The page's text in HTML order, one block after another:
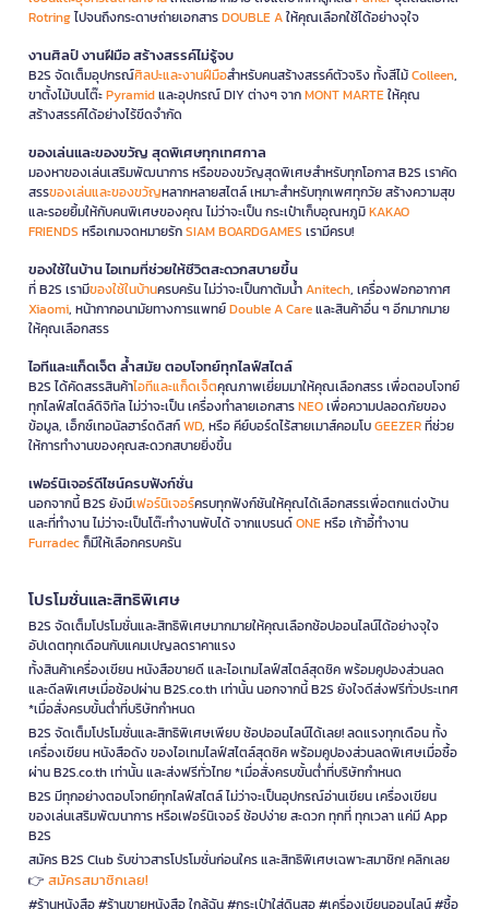
Rotringไปจนถึงกระดาษถ่ายเอกสารDOUBLE Aให้คุณเลือกใช้ได้อย่างจุใจ
งานศิลป์ งานฝีมือ สร้างสรรค์ไม่รู้จบ
B2S จัดเต็มอุปกรณ์ศิลปะและงานฝีมือสำหรับคนสร้างสรรค์ตัวจริง ทั้งสีไม้Colleen,
ขาตั้งไม้บนโต๊ะPyramidและอุปกรณ์ DIY ต่างๆ จากMONT MARTEให้คุณ
สร้างสรรค์ได้อย่างไร้ขีดจำกัด
ของเล่นและของขวัญ สุดพิเศษทุกเทศกาล
มองหาของเล่นเสริมพัฒนาการ หรือของขวัญสุดพิเศษสำหรับทุกโอกาส B2S เราคัด
สรรของเล่นและของขวัญหลากหลายสไตล์ เหมาะสำหรับทุกเพศทุกวัย สร้างความสุข
และรอยยิ้มให้กับคนพิเศษของคุณ ไม่ว่าจะเป็น กระเป๋าเก็บอุณหภูมิKAKAO
FRIENDS หรือเกมจดหมายรักSIAM BOARDGAMES เรามีครบ!
ของใช้ในบ้าน ไอเทมที่ช่วยให้ชีวิตสะดวกสบายขึ้น
ที่ B2S เรามีของใช้ในบ้านครบครัน ไม่ว่าจะเป็นกาต้มน้ำAnitech, เครื่องฟอกอากาศ
Xiaomi, หน้ากากอนามัยทางการแพทย์Double A Careและสินค้าอื่น ๆ อีกมากมาย
ให้คุณเลือกสรร
ไอทีและแก็ดเจ็ต ล้ำสมัย ตอบโจทย์ทุกไลฟ์สไตล์
B2S ได้คัดสรรสินค้าไอทีและแก็ดเจ็ตคุณภาพเยี่ยมมาให้คุณเลือกสรร เพื่อตอบโจทย์
ทุกไลฟ์สไตล์ดิจิทัล ไม่ว่าจะเป็น เครื่องทำลายเอกสารNEOเพื่อความปลอดภัยของ
ข้อมูล, เอ็กซ์เทอนัลฮาร์ดดิสก์WD, หรือ คีย์บอร์ดไร้สายเมาส์คอมโบGEEZERที่ช่วย
ให้การทำงานของคุณสะดวกสบายยิ่งขึ้น
เฟอร์นิเจอร์ดีไซน์ครบฟังก์ชั่น
นอกจากนี้ B2S ยังมีเฟอร์นิเจอร์ครบทุกฟังก์ชันให้คุณได้เลือกสรรเพื่อตกแต่งบ้าน
และที่ทำงาน ไม่ว่าจะเป็นโต๊ะทำงานพับได้ จากแบรนด์ONEหรือ เก้าอี้ทำงาน
Furradecก็มีให้เลือกครบครัน
โปรโมชั่นและสิทธิพิเศษ
B2S จัดเต็มโปรโมชั่นและสิทธิพิเศษมากมายให้คุณเลือกช้อปออนไลน์ได้อย่างจุใจ
อัปเดตทุกเดือนกับแคมเปญลดราคาแรง
ทั้งสินค้าเครื่องเขียน หนังสือขายดี และไอเทมไลฟ์สไตล์สุดชิค พร้อมคูปองส่วนลด
และดีลพิเศษเมื่อช้อปผ่าน B2S.co.th เท่านั้น นอกจากนี้ B2S ยังใจดีส่งฟรีทั่วประเทศ
*เมื่อสั่งครบขั้นต่ำที่บริษัทกำหนด
B2S จัดเต็มโปรโมชั่นและสิทธิพิเศษเพียบ ช้อปออนไลน์ได้เลย! ลดแรงทุกเดือน ทั้ง
เครื่องเขียน หนังสือดัง ของไอเทมไลฟ์สไตล์สุดชิค พร้อมคูปองส่วนลดพิเศษเมื่อซื้อ
ผ่าน B2S.co.th เท่านั้น และส่งฟรีทั่วไทย *เมื่อสั่งครบขั้นต่ำที่บริษัทกำหนด
B2S มีทุกอย่างตอบโจทย์ทุกไลฟ์สไตล์ ไม่ว่าจะเป็นอุปกรณ์อ่านเขียน เครื่องเขียน
ของเล่นเสริมพัฒนาการ หรือเฟอร์นิเจอร์ ช้อปง่าย สะดวก ทุกที่ ทุกเวลา แค่มี App
B2S
สมัคร B2S Club รับข่าวสารโปรโมชั่นก่อนใคร และสิทธิพิเศษเฉพาะสมาชิก! คลิกเลย
👉 สมัครสมาชิกเลย!
#ร้านหนังสือ #ร้านขายหนังสือ ใกล้ฉัน #กระเป๋าใส่ดินสอ #เครื่องเขียนออนไลน์ #ซื้อ